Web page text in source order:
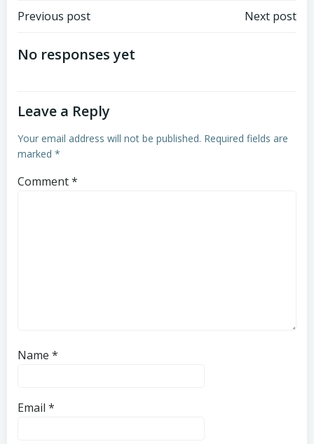
Post
navigation
Previous post Next post
No responses yet
Leave a Reply
Your email address will not be published. Required fields are
marked *
Comment*
Name *
Email *